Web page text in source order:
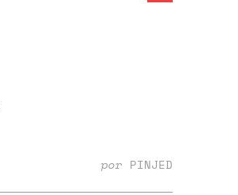
por PINJED